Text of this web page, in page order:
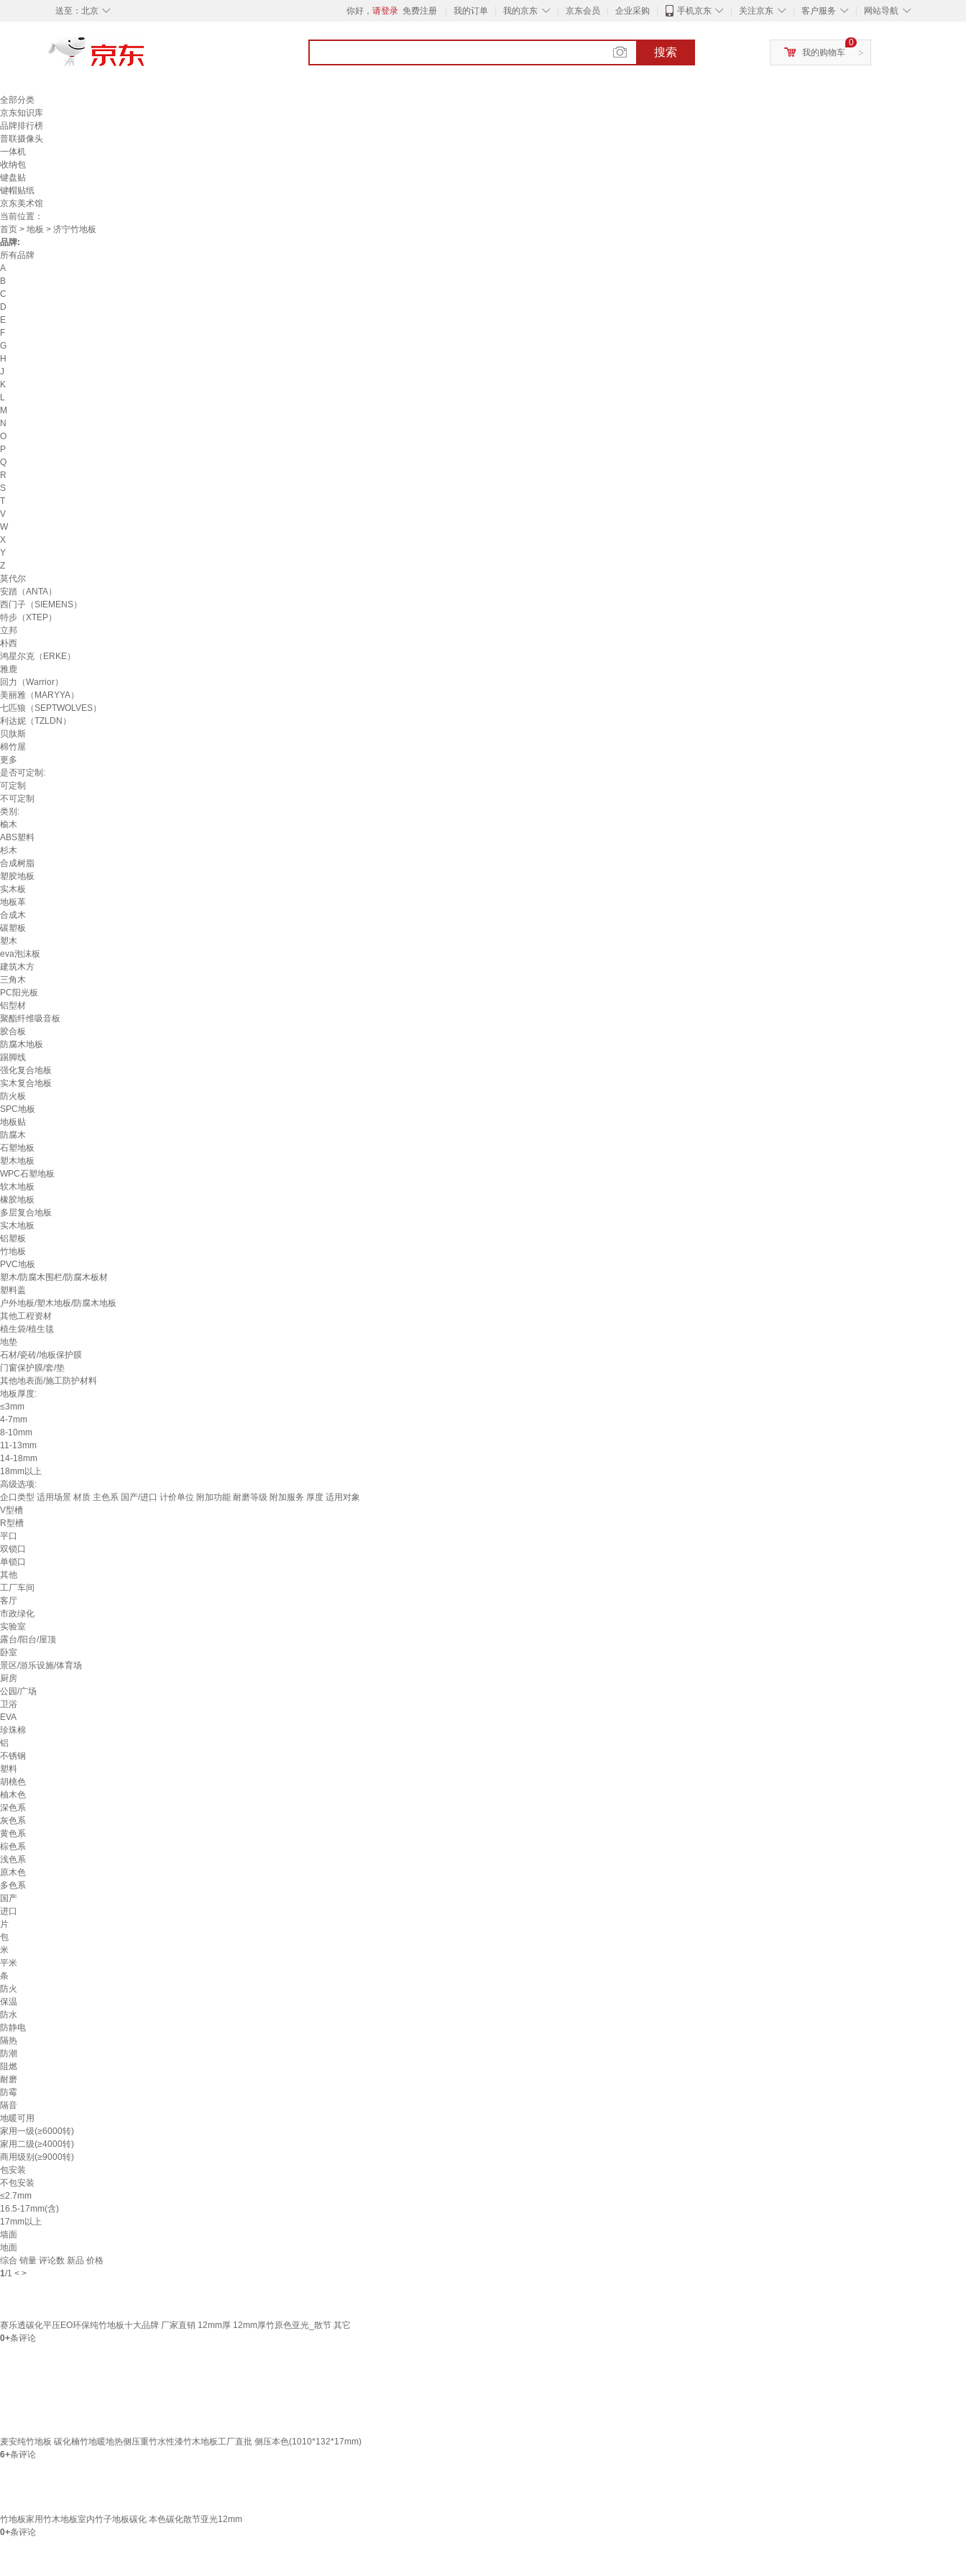
◇
送至： 北京 你好， 请登录 免费注册 我的订单 ◇
我的京东 京东会员 企业采购 ◇
手机京东 ◇
关注京东 ◇
客户服务 ◇
网站导航
搜索 >
0
我的购物车
全部分类
京东知识库
品牌排行榜
普联摄像头
一体机
收纳包
键盘贴
键帽贴纸
京东美术馆
当前位置：
首页 > 地板 > 济宁竹地板
品牌:
所有品牌
A
B
C
D
E
F
G
H
J
K
L
M
N
O
P
Q
R
S
T
V
W
X
Y
Z
莫代尔
安踏（ANTA）
西门子（SIEMENS）
特步（XTEP）
立邦
朴西
鸿星尔克（ERKE）
雅鹿
回力（Warrior）
美丽雅（MARYYA）
七匹狼（SEPTWOLVES）
利达妮（TZLDN）
贝肽斯
棉竹屋
更多
是否可定制:
可定制
不可定制
类别:
榆木
ABS塑料
杉木
合成树脂
塑胶地板
实木板
地板革
合成木
碳塑板
塑木
eva泡沫板
建筑木方
三角木
PC阳光板
铝型材
聚酯纤维吸音板
胶合板
防腐木地板
踢脚线
强化复合地板
实木复合地板
防火板
SPC地板
地板贴
防腐木
石塑地板
塑木地板
WPC石塑地板
软木地板
橡胶地板
多层复合地板
实木地板
铝塑板
竹地板
PVC地板
塑木/防腐木围栏/防腐木板材
塑料盖
户外地板/塑木地板/防腐木地板
其他工程资材
植生袋/植生毯
地垫
石材/瓷砖/地板保护膜
门窗保护膜/套/垫
其他地表面/施工防护材料
地板厚度:
≤3mm
4-7mm
8-10mm
11-13mm
14-18mm
18mm以上
高级选项:
企口类型 适用场景 材质 主色系 国产/进口 计价单位 附加功能 耐磨等级 附加服务 厚度 适用对象
V型槽
R型槽
平口
双锁口
单锁口
其他
工厂车间
客厅
市政绿化
实验室
露台/阳台/屋顶
卧室
景区/游乐设施/体育场
厨房
公园/广场
卫浴
EVA
珍珠棉
铝
不锈钢
塑料
胡桃色
柚木色
深色系
灰色系
黄色系
棕色系
浅色系
原木色
多色系
国产
进口
片
包
米
平米
条
防火
保温
防水
防静电
隔热
防潮
阻燃
耐磨
防霉
隔音
地暖可用
家用一级(≥6000转)
家用二级(≥4000转)
商用级别(≥9000转)
包安装
不包安装
≤2.7mm
16.5-17mm(含)
17mm以上
墙面
地面
综合 销量 评论数 新品 价格
1/1 < >
赛乐透碳化平压EO环保纯竹地板十大品牌 厂家直销 12mm厚 12mm厚竹原色亚光_散节 其它
0+条评论
麦安纯竹地板 碳化楠竹地暖地热侧压重竹水性漆竹木地板工厂直批 侧压本色(1010*132*17mm)
6+条评论
竹地板家用竹木地板室内竹子地板碳化 本色碳化散节亚光12mm
0+条评论